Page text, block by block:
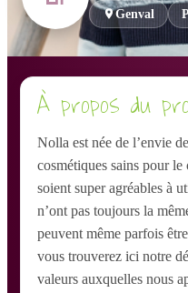
Genval
À propos du
Nolla est née de l’envie
cosmétiques sains pour
soient super agréables à
n’ont pas toujours la
peuvent même parfois
vous trouverez ici notre
valeurs auxquelles nous